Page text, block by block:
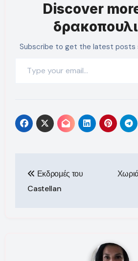
Discover
Subscribe to get the latest posts
άρθρων
Εκδρομές του
Castellan